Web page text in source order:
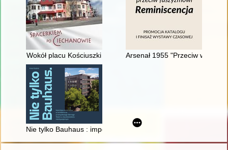
Wokół placu Kościuszki Arsenał 1955 "Przeciw wojnie
Nie tylko Bauhaus : imperatyw modernizmu w architekturze